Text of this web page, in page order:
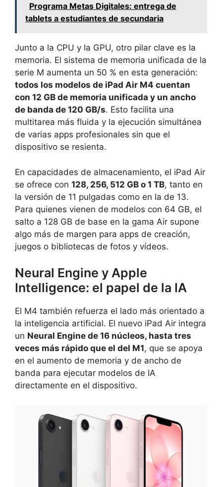
Programa Metas Digitales: entrega de
tablets a estudiantes de secundaria
Junto a la CPU y la GPU, otro pilar clave es la
memoria. El sistema de memoria unificada de la
serie M aumenta un 50 % en esta generación:
todos los modelos de iPad Air M4 cuentan
con 12 GB de memoria unificada y un ancho
de banda de 120 GB/s. Esto facilita una
multitarea más fluida y la ejecución simultánea
de varias apps profesionales sin que el
dispositivo se resienta.
En capacidades de almacenamiento, el iPad Air
se ofrece con 128, 256, 512 GB o 1 TB, tanto en
la versión de 11 pulgadas como en la de 13.
Para quienes vienen de modelos con 64 GB, el
salto a 128 GB de base en la gama Air supone
algo más de margen para apps de creación,
juegos o bibliotecas de fotos y vídeos.
Neural Engine y Apple
Intelligence: el papel de la IA
El M4 también refuerza el lado más orientado a
la inteligencia artificial. El nuevo iPad Air integra
un Neural Engine de 16 núcleos, hasta tres
veces más rápido que el del M1, que se apoya
en el aumento de memoria y de ancho de
banda para ejecutar modelos de IA
directamente en el dispositivo.